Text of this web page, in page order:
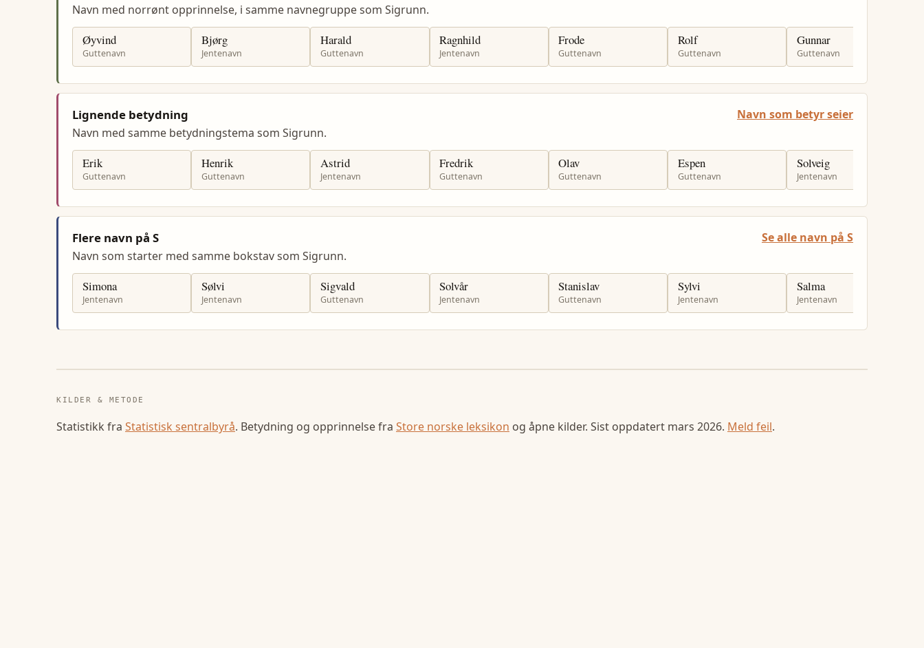
Navn med norrønt opprinnelse, i samme navnegruppe som Sigrunn.
Øyvind
Guttenavn
Bjørg
Jentenavn
Harald
Guttenavn
Ragnhild
Jentenavn
Frode
Guttenavn
Rolf
Guttenavn
Gunnar
Guttenavn
Lignende betydning
Navn med samme betydningstema som Sigrunn.
Navn som betyr seier
Erik
Guttenavn
Henrik
Guttenavn
Astrid
Jentenavn
Fredrik
Guttenavn
Olav
Guttenavn
Espen
Guttenavn
Solveig
Jentenavn
Flere navn på S
Navn som starter med samme bokstav som Sigrunn.
Se alle navn på S
Simona
Jentenavn
Sølvi
Jentenavn
Sigvald
Guttenavn
Solvår
Jentenavn
Stanislav
Guttenavn
Sylvi
Jentenavn
Salma
Jentenavn
KILDER & METODE
Statistikk fra Statistisk sentralbyrå. Betydning og opprinnelse fra Store norske leksikon og åpne kilder. Sist oppdatert mars 2026. Meld feil.